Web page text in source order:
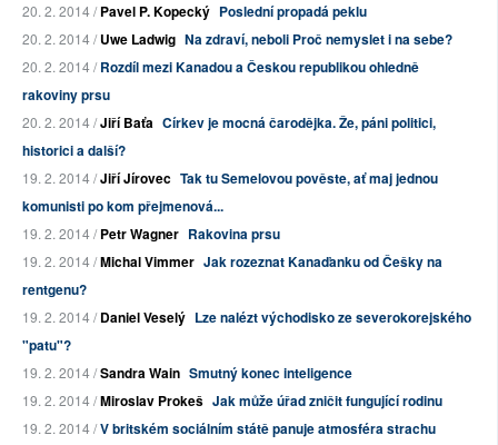
20. 2. 2014 /Pavel P. Kopecký Poslední propadá peklu
20. 2. 2014 /Uwe Ladwig Na zdraví, neboli Proč nemyslet i na sebe?
20. 2. 2014 /Rozdíl mezi Kanadou a Českou republikou ohledně
rakoviny prsu
20. 2. 2014 /Jiří Baťa Církev je mocná čarodějka. Že, páni politici,
historici a další?
19. 2. 2014 /Jiří Jírovec Tak tu Semelovou pověste, ať maj jednou
komunisti po kom přejmenová...
19. 2. 2014 /Petr Wagner Rakovina prsu
19. 2. 2014 /Michal Vimmer Jak rozeznat Kanaďanku od Češky na
rentgenu?
19. 2. 2014 /Daniel Veselý Lze nalézt východisko ze severokorejského
"patu"?
19. 2. 2014 /Sandra Wain Smutný konec inteligence
19. 2. 2014 /Miroslav Prokeš Jak může úřad zničit fungující rodinu
19. 2. 2014 /V britském sociálním státě panuje atmosféra strachu